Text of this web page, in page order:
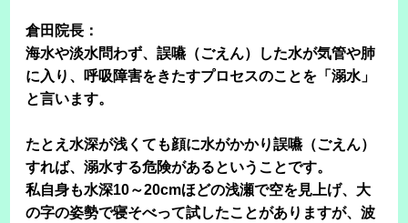
倉田院長：
海水や淡水問わず、誤嚥（ごえん）した水が気管や肺
に入り、呼吸障害をきたすプロセスのことを「溺水」
と言います。
たとえ水深が浅くても顔に水がかかり誤嚥（ごえん）
すれば、溺水する危険があるということです。
私自身も水深10～20cmほどの浅瀬で空を見上げ、大
の字の姿勢で寝そべって試したことがありますが、波